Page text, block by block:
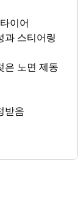
이어
과 스티어링
은 노면 제동
받음